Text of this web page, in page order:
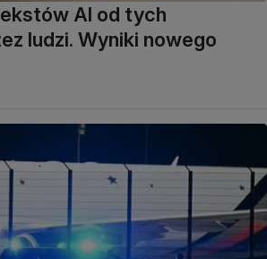
AI od tych
ludzi. Wyniki nowego